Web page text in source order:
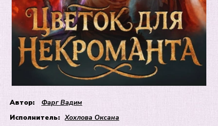
Автор:
Фарг Вадим
Исполнитель: Хохлова Оксана